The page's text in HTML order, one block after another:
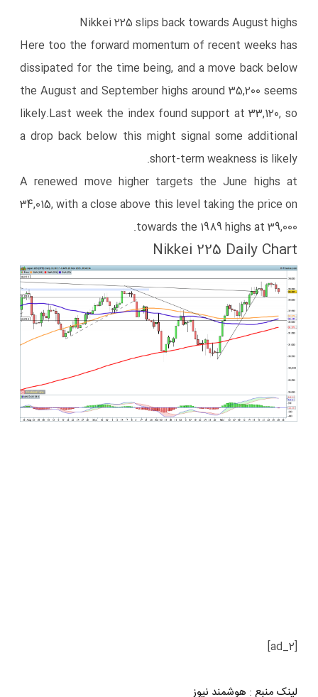
Nikkei 225 slips back towards August highs
​Here too the forward momentum of recent weeks has
dissipated for the time being, and a move back below
the August and September highs around 35,200 seems
likely.​​Last week the index found support at 33,120, so
a drop back below this might signal some additional
short-term weakness is likely.
​A renewed move higher targets the June highs at
34,015, with a close above this level taking the price on
towards the 1989 highs at 39,000.
Nikkei 225 Daily Chart
[ad_2]
لینک منبع : هوشمند نیوز